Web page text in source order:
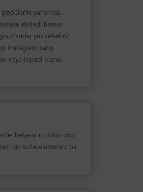
yarışında
etkiledi hemen
kadar yükseltebilir
instagram satış
veya kişisel olarak
beğeniniz bulunuyor
için sizlere ücretsiz bir